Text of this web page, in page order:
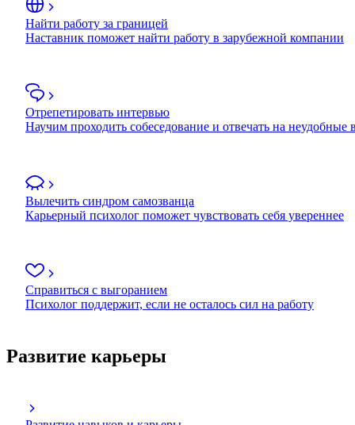
Найти работу за границей
Наставник поможет найти работу в зарубежной компании
Отрепетировать интервью
Научим проходить собеседование и отвечать на неудобные
Вылечить синдром самозванца
Карьерный психолог поможет чувствовать себя увереннее
Справиться с выгоранием
Психолог поддержит, если не осталось сил на работу
Развитие карьеры